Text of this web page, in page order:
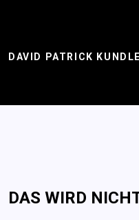
DAVID PATRICK
DAS WIRD